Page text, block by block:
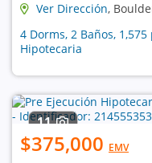
Ver Dirección,
4 Dorms, 2 Baños,
Hipotecaria
11
$375,000 EMV